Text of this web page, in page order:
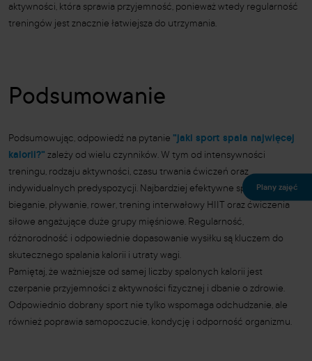
aktywności, która sprawia przyjemność, ponieważ wtedy regularność
treningów jest znacznie łatwiejsza do utrzymania.
Podsumowanie
Podsumowując, odpowiedź na pytanie "jaki sport spala najwięcej
kalorii?" zależy od wielu czynników. W tym od intensywności
treningu, rodzaju aktywności, czasu trwania ćwiczeń oraz
indywidualnych predyspozycji. Najbardziej efektywne sporty to
bieganie, pływanie, rower, trening interwałowy HIIT oraz ćwiczenia
siłowe angażujące duże grupy mięśniowe. Regularność,
różnorodność i odpowiednie dopasowanie wysiłku są kluczem do
skutecznego spalania kalorii i utraty wagi.
Pamiętaj, że ważniejsze od samej liczby spalonych kalorii jest
czerpanie przyjemności z aktywności fizycznej i dbanie o zdrowie.
Odpowiednio dobrany sport nie tylko wspomaga odchudzanie, ale
również poprawia samopoczucie, kondycję i odporność organizmu.
Plany zajęć